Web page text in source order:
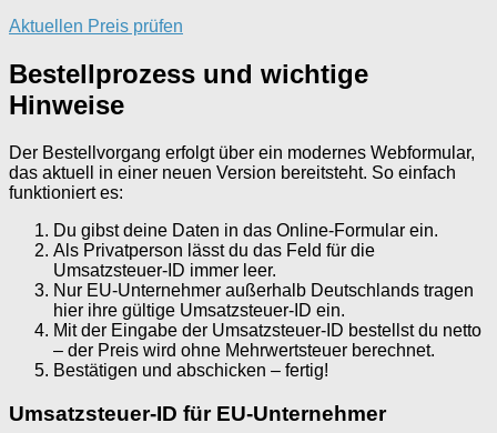
Aktuellen Preis prüfen
Bestellprozess und wichtige
Hinweise
Der Bestellvorgang erfolgt über ein modernes Webformular,
das aktuell in einer neuen Version bereitsteht. So einfach
funktioniert es:
Du gibst deine Daten in das Online-Formular ein.
Als Privatperson lässt du das Feld für die
Umsatzsteuer-ID immer leer.
Nur EU-Unternehmer außerhalb Deutschlands tragen
hier ihre gültige Umsatzsteuer-ID ein.
Mit der Eingabe der Umsatzsteuer-ID bestellst du netto
– der Preis wird ohne Mehrwertsteuer berechnet.
Bestätigen und abschicken – fertig!
Umsatzsteuer-ID für EU-Unternehmer